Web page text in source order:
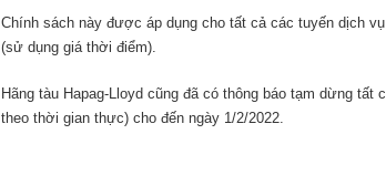
Chính sách này được áp dụng cho tất cả các tuyến dịch
(sử dụng giá thời điểm).
Hãng tàu Hapag-Lloyd cũng đã có thông báo tạm dừng
theo thời gian thực) cho đến ngày 1/2/2022.